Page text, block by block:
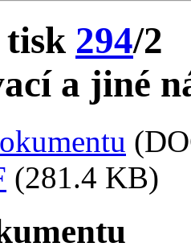
tisk 294/2
a jiné
(281.4 KB)